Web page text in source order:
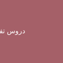
دروس